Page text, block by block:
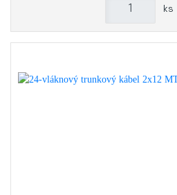
ks